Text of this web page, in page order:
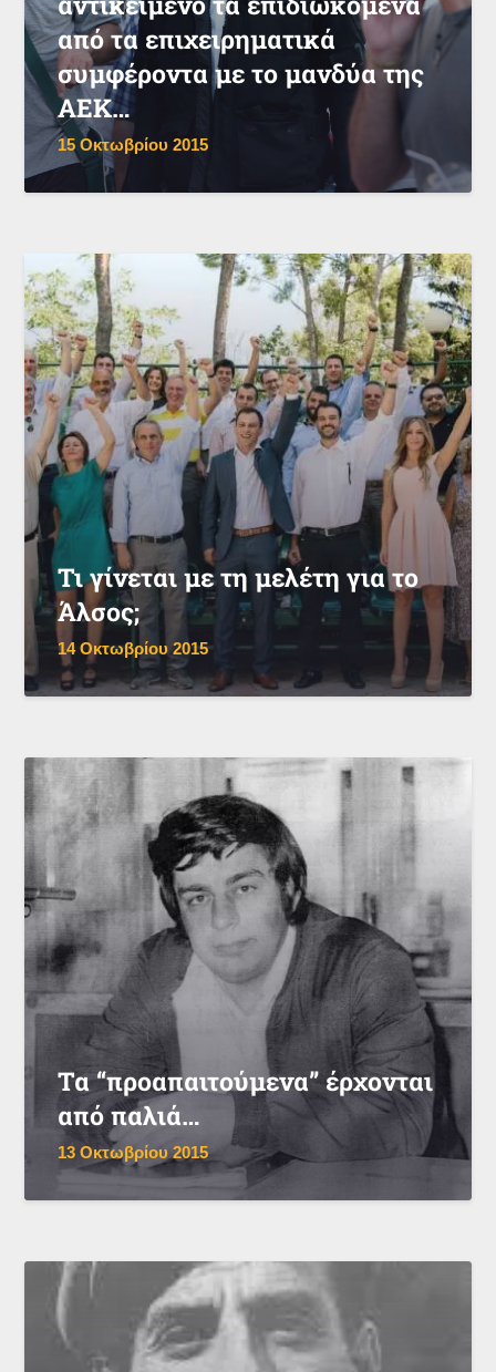
από τα επιχειρηματικά
συμφέροντα με το μανδύα της
ΑΕΚ…
15 Οκτωβρίου 2015
Τι γίνεται με τη μελέτη για το
Άλσος;
14 Οκτωβρίου 2015
Τα “προαπαιτούμενα” έρχονται
από παλιά…
13 Οκτωβρίου 2015